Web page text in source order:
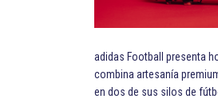
adidas Football presenta
combina artesanía
en dos de sus silos de